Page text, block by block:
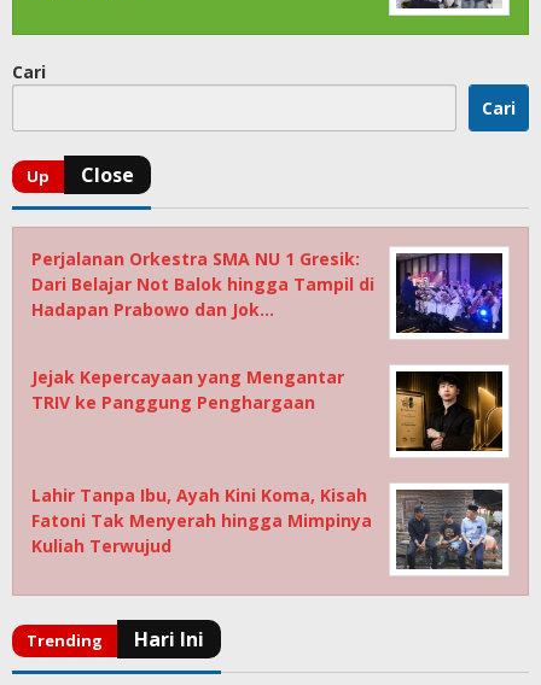
Cari
Cari
Perjalanan Orkestra SMA NU 1 Gresik:
Dari Belajar Not Balok hingga Tampil di
Hadapan Prabowo dan Jok…
Jejak Kepercayaan yang Mengantar
TRIV ke Panggung Penghargaan
Lahir Tanpa Ibu, Ayah Kini Koma, Kisah
Fatoni Tak Menyerah hingga Mimpinya
Kuliah Terwujud